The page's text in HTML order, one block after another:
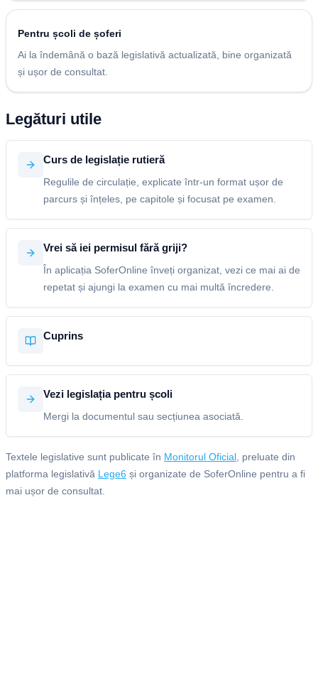
Pentru școli de șoferi
Ai la îndemână o bază legislativă actualizată, bine organizată
și ușor de consultat.
Legături utile
Curs de legislație rutieră
Regulile de circulație, explicate într-un format ușor de
parcurs și înțeles, pe capitole și focusat pe examen.
Vrei să iei permisul fără griji?
În aplicația SoferOnline înveți organizat, vezi ce mai ai de
repetat și ajungi la examen cu mai multă încredere.
Cuprins
Vezi legislația pentru școli
Mergi la documentul sau secțiunea asociată.
Textele legislative sunt publicate în Monitorul Oficial , preluate din
platforma legislativă Lege6 și organizate de SoferOnline pentru a fi
mai ușor de consultat.